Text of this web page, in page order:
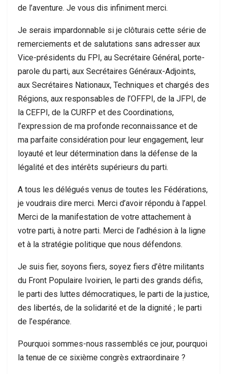
de l’aventure. Je vous dis infiniment merci.
Je serais impardonnable si je clôturais cette série de
remerciements et de salutations sans adresser aux
Vice-présidents du FPI, au Secrétaire Général, porte-
parole du parti, aux Secrétaires Généraux-Adjoints,
aux Secrétaires Nationaux, Techniques et chargés des
Régions, aux responsables de l’OFFPI, de la JFPI, de
la CEFPI, de la CURFP et des Coordinations,
l’expression de ma profonde reconnaissance et de
ma parfaite considération pour leur engagement, leur
loyauté et leur détermination dans la défense de la
légalité et des intérêts supérieurs du parti.
A tous les délégués venus de toutes les Fédérations,
je voudrais dire merci. Merci d’avoir répondu à l’appel.
Merci de la manifestation de votre attachement à
votre parti, à notre parti. Merci de l’adhésion à la ligne
et à la stratégie politique que nous défendons.
Je suis fier, soyons fiers, soyez fiers d’être militants
du Front Populaire Ivoirien, le parti des grands défis,
le parti des luttes démocratiques, le parti de la justice,
des libertés, de la solidarité et de la dignité ; le parti
de l’espérance.
Pourquoi sommes-nous rassemblés ce jour, pourquoi
la tenue de ce sixième congrès extraordinaire ?